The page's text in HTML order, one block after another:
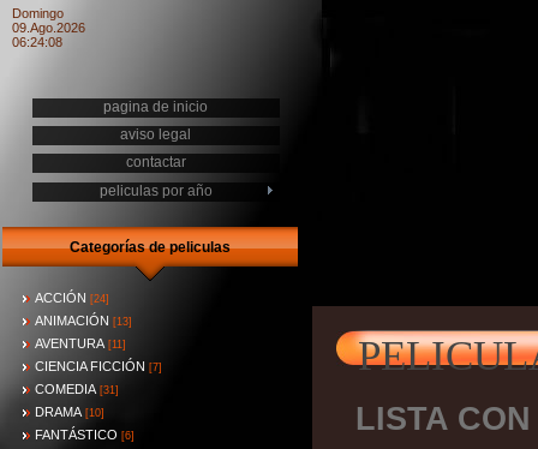
Domingo
09.Ago.2026
06:24:08
pagina de inicio
aviso legal
contactar
peliculas por año
Categorías de peliculas
ACCIÓN [24]
ANIMACIÓN [13]
AVENTURA [11]
CIENCIA FICCIÓN [7]
COMEDIA [31]
DRAMA [10]
FANTÁSTICO [6] LISTA